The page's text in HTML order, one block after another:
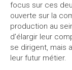
focus sur ces
ouverte sur la
production au
d’élargir leur
se dirigent, mais
leur futur métier.